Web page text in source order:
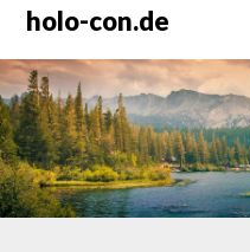
Skip
content
holo-con.de